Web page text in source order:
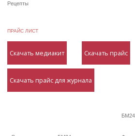
Рецепты
ПРАЙС ЛИСТ
Скачать медиакит Скачать прайс
Скачать прайс для журнала
БМ24